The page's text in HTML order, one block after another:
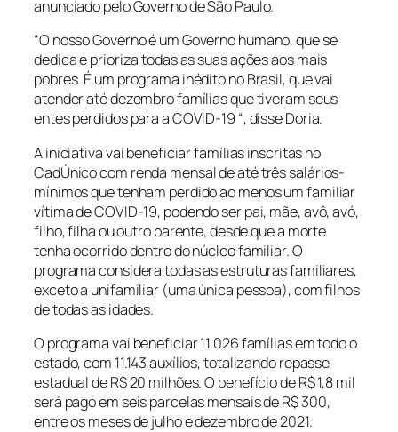
anunciado pelo Governo de São Paulo.
“O nosso Governo é um Governo humano, que se
dedica e prioriza todas as suas ações aos mais
pobres. É um programa inédito no Brasil, que vai
atender até dezembro famílias que tiveram seus
entes perdidos para a COVID-19 “, disse Doria.
A iniciativa vai beneficiar famílias inscritas no
CadÚnico com renda mensal de até três salários-
mínimos que tenham perdido ao menos um familiar
vítima de COVID-19, podendo ser pai, mãe, avô, avó,
filho, filha ou outro parente, desde que a morte
tenha ocorrido dentro do núcleo familiar. O
programa considera todas as estruturas familiares,
exceto a unifamiliar (uma única pessoa), com filhos
de todas as idades.
O programa vai beneficiar 11.026 famílias em todo o
estado, com 11.143 auxílios, totalizando repasse
estadual de R$ 20 milhões. O benefício de R$ 1,8 mil
será pago em seis parcelas mensais de R$ 300,
entre os meses de julho e dezembro de 2021.